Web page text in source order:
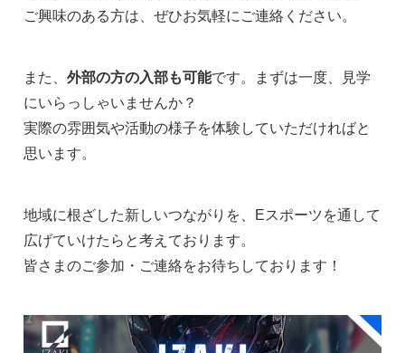
ご興味のある方は、ぜひお気軽にご連絡ください。
また、 外部の方の入部も可能です。まずは一度、見学
にいらっしゃいませんか？
実際の雰囲気や活動の様子を体験していただければと
思います。
地域に根ざした新しいつながりを、Eスポーツを通して
広げていけたらと考えております。
皆さまのご参加・ご連絡をお待ちしております！